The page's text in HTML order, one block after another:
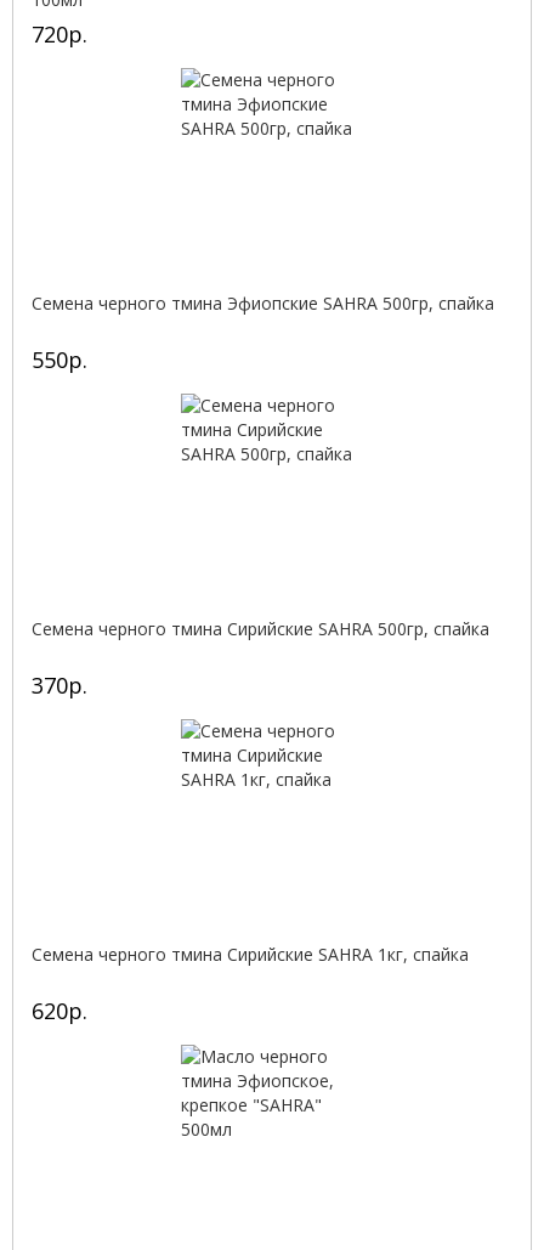
720р.
Семена черного тмина Эфиопские SAHRA 500гр, спайка
550р.
Семена черного тмина Сирийские SAHRA 500гр, спайка
370р.
Семена черного тмина Сирийские SAHRA 1кг, спайка
620р.